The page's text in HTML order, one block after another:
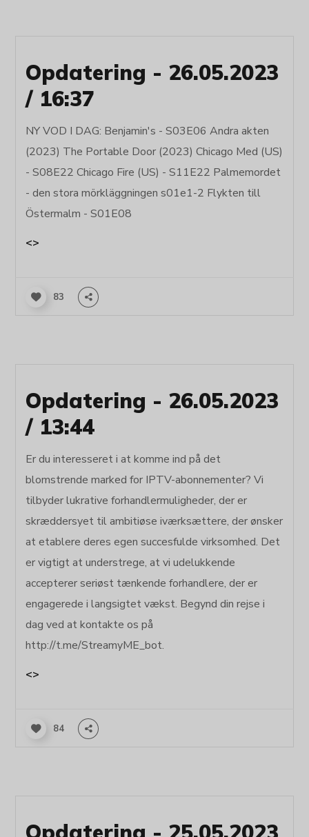
Opdatering - 26.05.2023
/ 16:37
NY VOD I DAG: Benjamin's - S03E06 Andra akten
(2023) The Portable Door (2023) Chicago Med (US)
- S08E22 Chicago Fire (US) - S11E22 Palmemordet
- den stora mörkläggningen s01e1-2 Flykten till
Östermalm - S01E08
<>
83
Opdatering - 26.05.2023
/ 13:44
Er du interesseret i at komme ind på det
blomstrende marked for IPTV-abonnementer? Vi
tilbyder lukrative forhandlermuligheder, der er
skræddersyet til ambitiøse iværksættere, der ønsker
at etablere deres egen succesfulde virksomhed. Det
er vigtigt at understrege, at vi udelukkende
accepterer seriøst tænkende forhandlere, der er
engagerede i langsigtet vækst. Begynd din rejse i
dag ved at kontakte os på
http://t.me/StreamyME_bot.
<>
84